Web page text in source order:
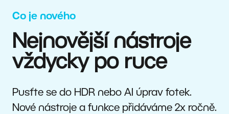
Co je nového
Nejnovější nástroje
vždycky po ruce
Pusťte se do HDR nebo AI úprav fotek.
Nové nástroje a funkce přidáváme 2x ročně.